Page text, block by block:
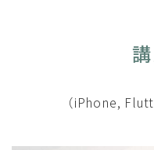
（iPhone,